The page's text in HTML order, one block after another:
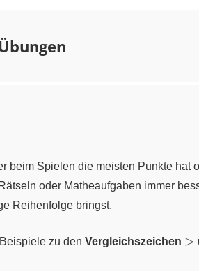
beim Spielen die meisten Punkte hat
oder Matheaufgaben immer
Reihenfolge bringst.
zu den Vergleichszeichen >